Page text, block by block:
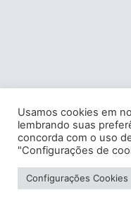
Usamos cookies em
lembrando suas
concorda com o uso
"Configurações de
Configurações Cookies